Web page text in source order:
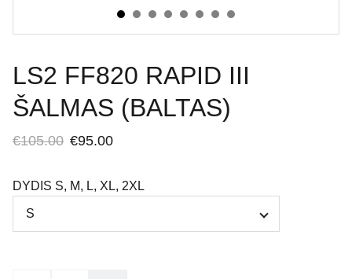
LS2 FF820 RAPID III
ŠALMAS (BALTAS)
€105.00 €95.00
DYDIS S, M, L, XL, 2XL